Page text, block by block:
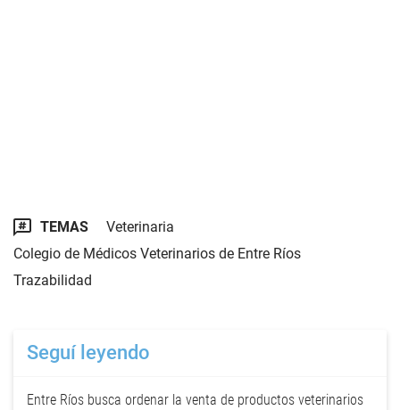
TEMAS
Veterinaria
Colegio de Médicos Veterinarios de Entre Ríos
Trazabilidad
Seguí leyendo
Entre Ríos busca ordenar la venta de productos veterinarios